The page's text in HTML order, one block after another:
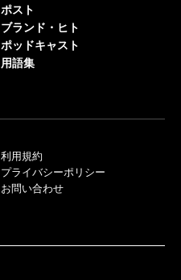
ポスト
ブランド・ヒト
ポッドキャスト
用語集
利用規約
プライバシーポリシー
お問い合わせ